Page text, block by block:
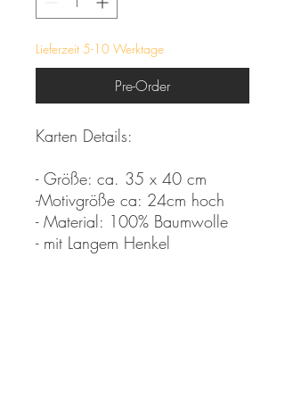
Lieferzeit 5-10 Werktage
Pre-Order
Karten Details:
- Größe: ca. 35 x 40 cm
-Motivgröße ca: 24cm hoch
- Material: 100% Baumwolle
- mit Langem Henkel